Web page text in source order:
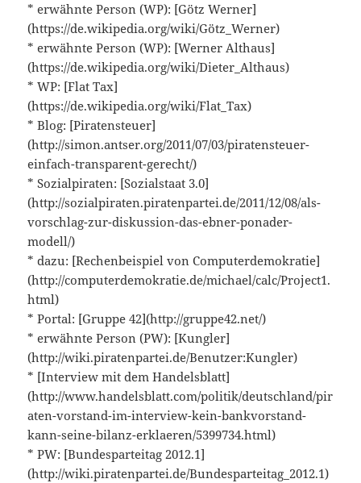
* erwähnte Person (WP): [Götz Werner]
(https://de.wikipedia.org/wiki/Götz_Werner)
* erwähnte Person (WP): [Werner Althaus]
(https://de.wikipedia.org/wiki/Dieter_Althaus)
* WP: [Flat Tax]
(https://de.wikipedia.org/wiki/Flat_Tax)
* Blog: [Piratensteuer]
(http://simon.antser.org/2011/07/03/piratensteuer-
einfach-transparent-gerecht/)
* Sozialpiraten: [Sozialstaat 3.0]
(http://sozialpiraten.piratenpartei.de/2011/12/08/als-
vorschlag-zur-diskussion-das-ebner-ponader-
modell/)
* dazu: [Rechenbeispiel von Computerdemokratie]
(http://computerdemokratie.de/michael/calc/Project1.
html)
* Portal: [Gruppe 42](http://gruppe42.net/)
* erwähnte Person (PW): [Kungler]
(http://wiki.piratenpartei.de/Benutzer:Kungler)
* [Interview mit dem Handelsblatt]
(http://www.handelsblatt.com/politik/deutschland/pir
aten-vorstand-im-interview-kein-bankvorstand-
kann-seine-bilanz-erklaeren/5399734.html)
* PW: [Bundesparteitag 2012.1]
(http://wiki.piratenpartei.de/Bundesparteitag_2012.1)